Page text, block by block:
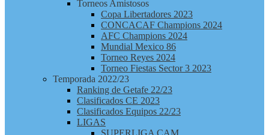
Torneos Amistosos
Copa Libertadores 2023
CONCACAF Champions 2024
AFC Champions 2024
Mundial Mexico 86
Torneo Reyes 2024
Torneo Fiestas Sector 3 2023
Temporada 2022/23
Ranking de Getafe 22/23
Clasificados CE 2023
Clasificados Equipos 22/23
LIGAS
SUPERLIGA CAM